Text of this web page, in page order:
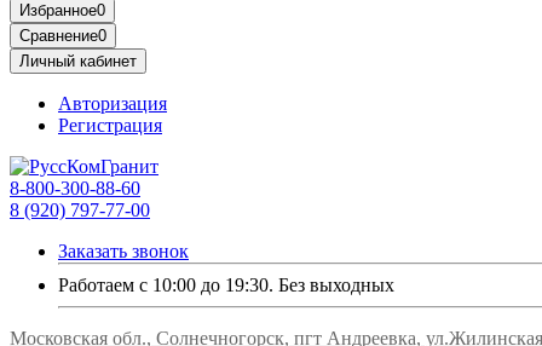
Избранное0
Сравнение0
Личный кабинет
Авторизация
Регистрация
8-800-300-88-60
8 (920) 797-77-00
Заказать звонок
Работаем с 10:00 до 19:30. Без выходных
Московская обл., Солнечногорск, пгт Андреевка,